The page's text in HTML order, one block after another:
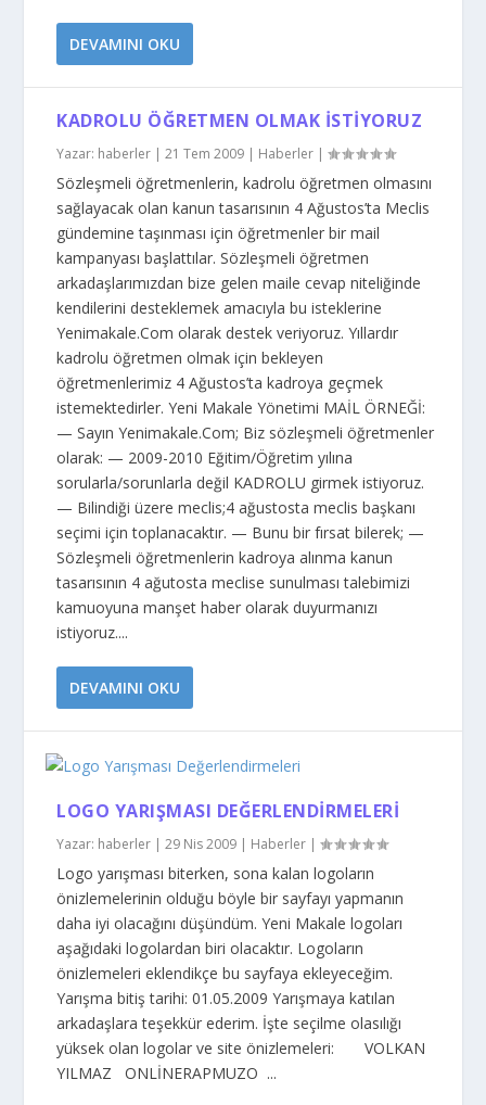
DEVAMINI OKU
KADROLU ÖĞRETMEN OLMAK İSTIYORUZ
Yazar: haberler |21 Tem 2009 | Haberler |
Sözleşmeli öğretmenlerin, kadrolu öğretmen olmasını
sağlayacak olan kanun tasarısının 4 Ağustos’ta Meclis
gündemine taşınması için öğretmenler bir mail
kampanyası başlattılar. Sözleşmeli öğretmen
arkadaşlarımızdan bize gelen maile cevap niteliğinde
kendilerini desteklemek amacıyla bu isteklerine
Yenimakale.Com olarak destek veriyoruz. Yıllardır
kadrolu öğretmen olmak için bekleyen
öğretmenlerimiz 4 Ağustos’ta kadroya geçmek
istemektedirler. Yeni Makale Yönetimi MAİL ÖRNEĞİ:
— Sayın Yenimakale.Com; Biz sözleşmeli öğretmenler
olarak: — 2009-2010 Eğitim/Öğretim yılına
sorularla/sorunlarla değil KADROLU girmek istiyoruz.
— Bilindiği üzere meclis;4 ağustosta meclis başkanı
seçimi için toplanacaktır. — Bunu bir fırsat bilerek; —
Sözleşmeli öğretmenlerin kadroya alınma kanun
tasarısının 4 ağutosta meclise sunulması talebimizi
kamuoyuna manşet haber olarak duyurmanızı
istiyoruz....
DEVAMINI OKU
LOGO YARIŞMASI DEĞERLENDIRMELERI
Yazar: haberler |29 Nis 2009 | Haberler |
Logo yarışması biterken, sona kalan logoların
önizlemelerinin olduğu böyle bir sayfayı yapmanın
daha iyi olacağını düşündüm. Yeni Makale logoları
aşağıdaki logolardan biri olacaktır. Logoların
önizlemeleri eklendikçe bu sayfaya ekleyeceğim.
Yarışma bitiş tarihi: 01.05.2009 Yarışmaya katılan
arkadaşlara teşekkür ederim. İşte seçilme olasılığı
yüksek olan logolar ve site önizlemeleri: VOLKAN
YILMAZ ONLİNERAPMUZO ...